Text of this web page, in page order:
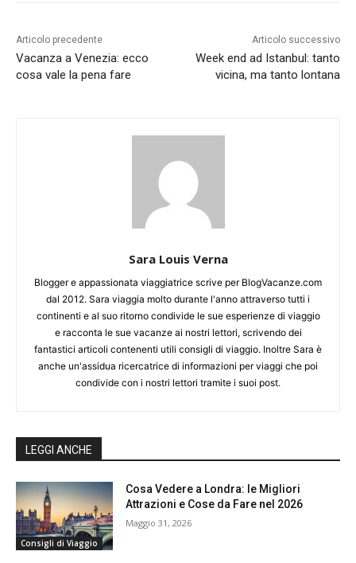
Articolo precedente
Vacanza a Venezia: ecco
cosa vale la pena fare
Articolo successivo
Week end ad Istanbul: tanto
vicina, ma tanto lontana
Sara Louis Verna
Blogger e appassionata viaggiatrice scrive per BlogVacanze.com
dal 2012. Sara viaggia molto durante l'anno attraverso tutti i
continenti e al suo ritorno condivide le sue esperienze di viaggio
e racconta le sue vacanze ai nostri lettori, scrivendo dei
fantastici articoli contenenti utili consigli di viaggio. Inoltre Sara è
anche un'assidua ricercatrice di informazioni per viaggi che poi
condivide con i nostri lettori tramite i suoi post.
LEGGI ANCHE
Consigli di Viaggio
Cosa Vedere a Londra: le Migliori
Attrazioni e Cose da Fare nel 2026
Maggio 31, 2026